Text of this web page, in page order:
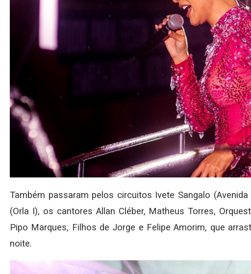
Também passaram pelos circuitos Ivete Sangalo
(Orla I), os cantores Allan Cléber, Matheus Torres,
Pipo Marques, Filhos de Jorge e Felipe Amorim, que
noite.